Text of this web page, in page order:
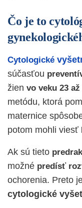
Čo je to
­Cytologické
súčasťou
žien vo veku 23
metódu, ktorá
maternice
potom mohli viesť
Ak sú tieto
možné predísť
ochorenia. Preto
cytologické